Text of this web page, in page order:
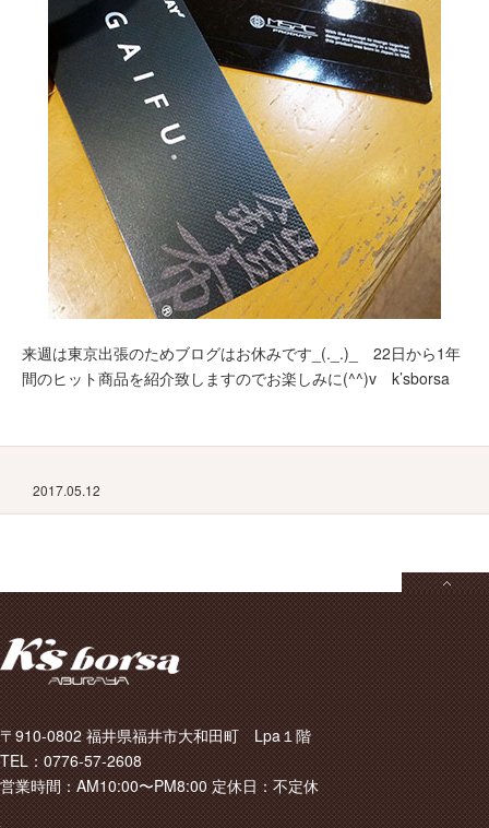
来週は東京出張のためブログはお休みです_(._.)_ 22日から1年
間のヒット商品を紹介致しますのでお楽しみに(^^)v k’sborsa
2017.05.12
〒910-0802 福井県福井市大和田町 Lpa１階
TEL：0776-57-2608
営業時間：AM10:00〜PM8:00 定休日：不定休